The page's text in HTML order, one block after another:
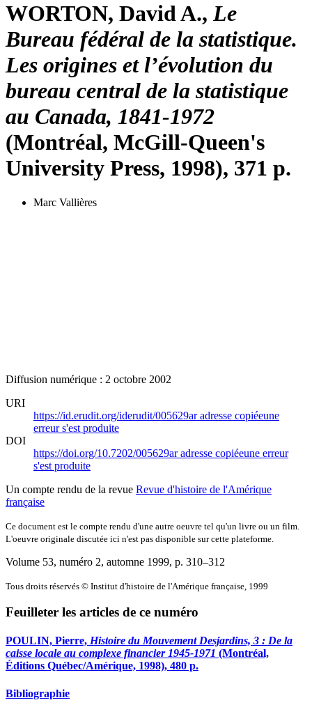
WORTON, David A., Le
Bureau fédéral de la statistique.
Les origines et l’évolution du
bureau central de la statistique
au Canada, 1841-1972
(Montréal, McGill-Queen's
University Press, 1998), 371 p.
Marc Vallières
Diffusion numérique : 2 octobre 2002
URI
https://id.erudit.org/iderudit/005629aradresse copiéeune
erreur s'est produite
DOI
https://doi.org/10.7202/005629aradresse copiéeune erreur
s'est produite
Un compte rendu de la revue Revue d'histoire de l'Amérique
française
Ce document est le compte rendu d'une autre oeuvre tel qu'un livre ou un film.
L'oeuvre originale discutée ici n'est pas disponible sur cette plateforme.
Volume 53, numéro 2, automne 1999, p. 310–312
Tous droits réservés © Institut d'histoire de l'Amérique française, 1999
Feuilleter les articles de ce numéro
POULIN, Pierre, Histoire du Mouvement Desjardins, 3 : De la
caisse locale au complexe financier 1945-1971 (Montréal,
Éditions Québec/Amérique, 1998), 480 p.
Bibliographie